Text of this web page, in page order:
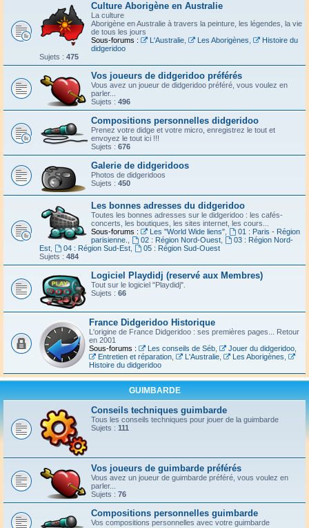
Culture Aborigène en Australie
La culture
Aborigène en Australie à travers la peinture, les légendes, la vie
de tous les jours
Sous-forums :
L'Australie, Les Aborigènes
Histoire du
didgeridoo
Sujets : 475
Vos joueurs de didgeridoo préférés
Vous avez un joueur de didgeridoo préféré, vous voulez en
parler...
Sujets : 496
Compositions personnelles didgeridoo
Prenez votre didge et votre micro, enregistrez le tout et
envoyez le tout ici !!!
Sujets : 676
Galerie de didgeridoos
Photos de didgeridoos
Sujets : 450
Les bonnes adresses du didgeridoo
Toutes les bonnes adresses sur le didgeridoo : les cafés-
concerts, les boutiques, les sites internet, les cours...
Sous-forums :
Les "World Wide liens",
01 : Paris - Région
parisienne.
02 : Région Nord-Ouest,
03 : Région Nord-
Est
04 : Région Sud-Est,
05 : Région Sud-Ouest
Sujets : 484
Logiciel Playdidj (reservé aux Membres)
Tout sur le logiciel "Playdidj".
Sujets : 66
France Didgeridoo Historique
L'origine de France Didgeridoo : ses premières pages... Retour
en 2001
Sous-forums :
Les conseils de Séb, Jouer du didgeridoo,
Entretien et réparation, L'Australie, Les Aborigènes
Histoire du didgeridoo
GUIMBARDE
Conseils techniques guimbarde
Tous les conseils techniques pour jouer de la guimbarde
Sujets : 111
Vos joueurs de guimbarde préférés
Vous avez un joueur de guimbarde préféré, vous voulez en
parler...
Sujets : 76
Compositions personnelles guimbarde
Vos compositions personnelles avec votre guimbarde